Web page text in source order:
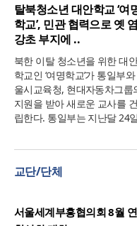
탈북청소년 대안학교 ‘여
학교’, 민관 협력으로 옛 염
강초 부지에 ..
북한 이탈 청소년을 위한 대
학교인 ‘여명학교’가 통일부와
울시교육청, 현대자동차그룹
지원을 받아 새로운 교사를 건
립한다. 통일부는 지난달 24
교단/단체
서울세계부흥협의회 8월 연